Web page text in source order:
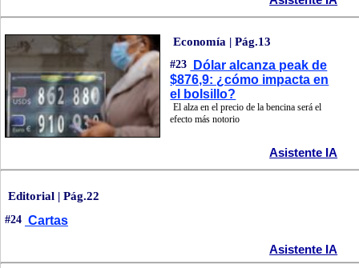
Economía | Pág.13
#23
Dólar alcanza peak de
$876,9: ¿cómo impacta en
el bolsillo?
El alza en el precio de la bencina será el
efecto más notorio
Asistente IA
Editorial | Pág.22
#24 Cartas
Asistente IA